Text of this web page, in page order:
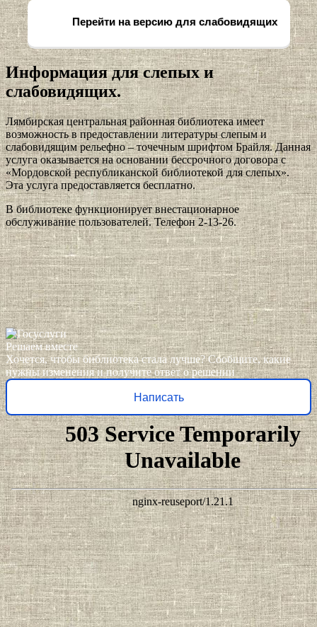
Перейти на версию для слабовидящих
Информация для слепых и
слабовидящих.
Лямбирская центральная районная библиотека имеет
возможность в предоставлении литературы слепым и
слабовидящим рельефно – точечным шрифтом Брайля. Данная
услуга оказывается на основании бессрочного договора с
«Мордовской республиканской библиотекой для слепых».
Эта услуга предоставляется бесплатно.
В библиотеке функционирует внестационарное
обслуживание пользователей. Телефон 2-13-26.
Решаем вместе
Хочется, чтобы библиотека стала лучше?Сообщите, какие
нужны изменения и получите ответ о решении
Написать